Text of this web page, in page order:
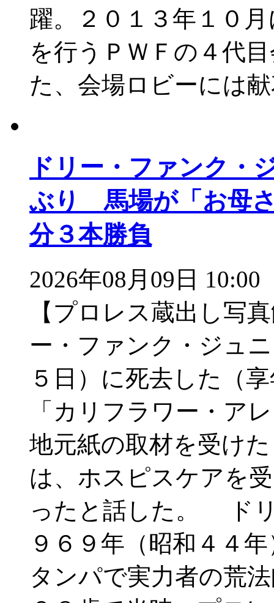
躍。２０１３年１０
を行うＰＷＦの４代
た、会場ロビーには
ドリー・ファンク・
ぶり 馬場が「お母
分３本勝負
2026年08月09日 10:00
【プロレス蔵出し写
ー・ファンク・ジュ
５日）に死去した（
「カリフラワー・
地元紙の取材を受け
は、ホスピスケアを
ったと話した。 ド
９６９年（昭和４４
タンパで実力者の荒